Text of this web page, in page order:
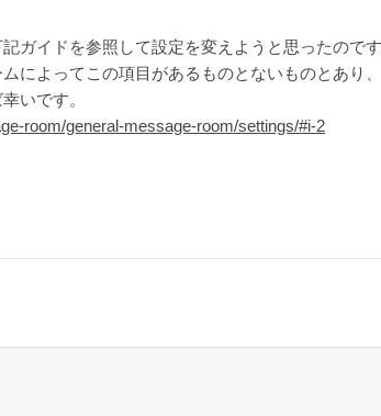
ガイドを参照して設定を変えようと思ったのです
によってこの項目があるものとないものとあり、
いです。
room/general-message-room/settings/#i-2